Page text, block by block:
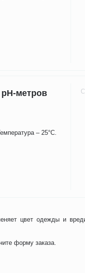
цвет одежды и
форму заказа.
метров
– 25°С.